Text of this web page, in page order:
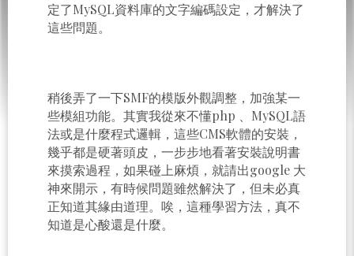
定了MySQL資料庫的文字編碼設定，才解決了
這些問題。
稍後弄了一下SMF的模版外觀調整，加強某一
些模組功能。其實我從來不懂php 、MySQL語
法或是什麼程式邏輯，這些CMS軟體的安裝，
幾乎都是硬著頭皮，一步步地看著安裝說明書
來摸索過程，如果碰上麻煩，就請出google 大
神來開示，有時候問題雖然解決了，但未必真
正知道其緣由道理。唉，這種學習方法，真不
知道是心酸還是什麼。